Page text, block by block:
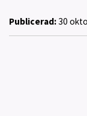
Publicerad: 30